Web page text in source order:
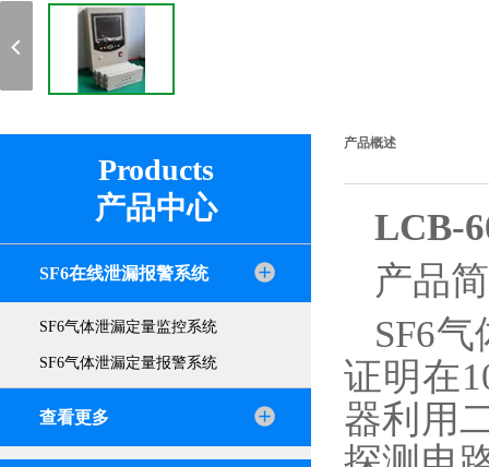
Products
产品中心
SF6在线泄漏报警系统
SF6气体泄漏定量监控系统
SF6气体泄漏定量报警系统
查看更多
产品概述
LCB-
产品
SF6
证明在
器利用